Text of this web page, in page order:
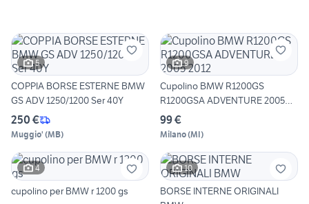
5
COPPIA BORSE ESTERNE BMW
GS ADV 1250/1200 Ser 40Y
250 €
Muggio' (MB)
9
Cupolino BMW R1200GS
R1200GSA ADVENTURE 2005
2012
99 €
Milano(MI)
4
cupolino per BMW r 1200 gs
10
BORSE INTERNE ORIGINALI